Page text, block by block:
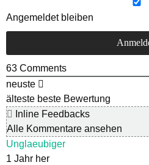
Angemeldet bleiben
63 Comments
neuste
älteste beste Bewertung
Inline Feedbacks
Alle Kommentare ansehen
Unglaeubiger
1 Jahr her